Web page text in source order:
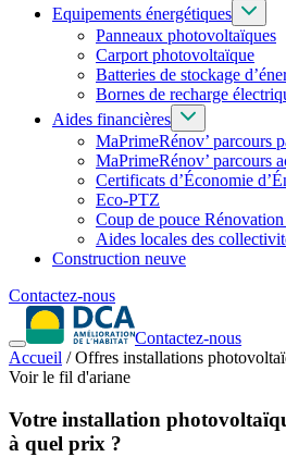
Equipements énergétiques
Panneaux photovoltaïques
Carport photovoltaïque
Batteries de stockage
Bornes de recharge
Aides financières
MaPrimeRénov’ parcours
MaPrimeRénov’ parcours
Certificats d’Économie
Eco-PTZ
Coup de pouce
Aides locales des
Construction neuve
Contactez-nous
Contactez-nous
Accueil /Offres installations
Voir le fil d'ariane
Votre installation
à quel prix ?